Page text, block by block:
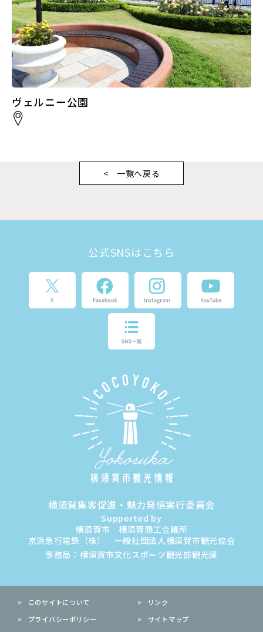
ヴェルニー公園
一覧へ戻る
公式SNSはこちら
横須賀集客促進・魅力発信実行委員会
Supported by
横須賀市 横須賀商工会議所
京浜急行電鉄（株） 一般社団法人横須賀市観光協会
事務局：横須賀市文化スポーツ観光部観光課
このサイトについて
リンク
プライバシーポリシー
サイトマップ